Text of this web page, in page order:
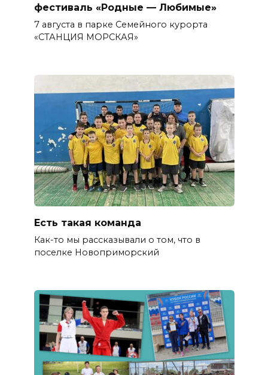
фестиваль «Родные — Любимые»
7 августа в парке Семейного курорта
«СТАНЦИЯ МОРСКАЯ»
Есть такая команда
Как-то мы рассказывали о том, что в
поселке Новоприморский